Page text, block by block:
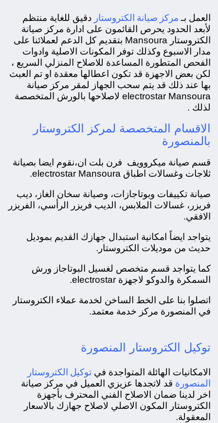
العمل بـ مركز صيانة الكتروستار دقيق للغاية منتظم
لأبعد الحدود يحرص القائمون على ادارة مركز صيانة
الكتروستار Mansoura بتقديم كل الدعم لعملائنا على
مدار الاسبوع وكذلك توفر المكونات الاصلية وادوات
الفحص المتطورة المساعدة للاصلاح المنزلي السريع ،
لكن بعض الاجهزة قد تكون اعطالها معقدة او تم العبث
بها عند ذلك قد يتم سحب الجهاز لمقر مركز صيانة
electrostar Mansoura لاصلاحها بالورش المتخصصة
لذلك .
الاقسام المتخصصة لمركز الكتروستار
بالمنصورة
قسم صيانة ميكروويف فرن بلت ان،نقوم ايضا بصيانة
ثلاجات وغسالات اطباق electrostar Mansoura.
صيانة تكييفات وبوتاجازات، وصيانة سخان الغاز، ديب
فريزر، غسالات الملابس، الديب فريزر الرأسي، الفريزر
الافقي.
يتواجد ايضاً امكانية استبدال جهازك القديم بموديل
حديث من موديلات الكتروستار.
كما يتواجد قسم متخصص لغسيل البوتاجاز ورش
السمكرة والدوكو لاجهزة electrostar.
اتصلوا بنا على الخط الساخن لخدمة عملاء الكتروستار
في المنصورة مركز خدمة معتمد.
توكيل الكتروستار المنصورة
الامكانيات الهائلة المتواجدة في توكيل الكتروستار
المنصورة قد لاتجدها عزيزي العميل في مركز صيانة
اخر لدينا ضمان الاصلاح الفني المحترف بأجهزة
الكتروستار المكون الاصلي لاصلاح جهازك بالاسعار
المعقولة.